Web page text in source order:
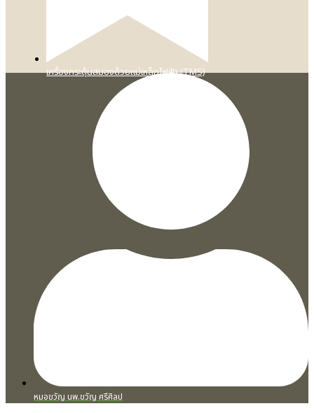
เครื่องกระตุ้นสมองด้วยแม่เหล็กไฟฟ้า (TMS)
หมอขวัญ นพ.ขวัญ ศรีศิลป